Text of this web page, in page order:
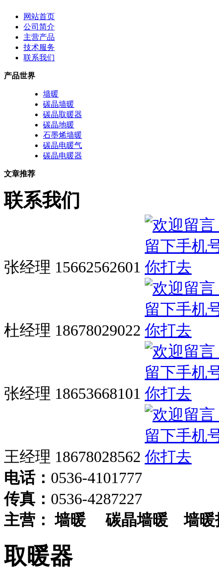
网站首页
公司简介
主营产品
技术服务
联系我们
产品世界
墙暖
碳晶墙暖
碳晶取暖器
碳晶地暖
石墨烯墙暖
碳晶电暖气
碳晶电暖器
文章推荐
联系我们
张经理 15662562601
杜经理 18678029022
张经理 18653668101
王经理 18678028562
电话： 0536-4101777
传真： 0536-4287227
主营： 墙暖碳晶墙暖墙暖
取暖器